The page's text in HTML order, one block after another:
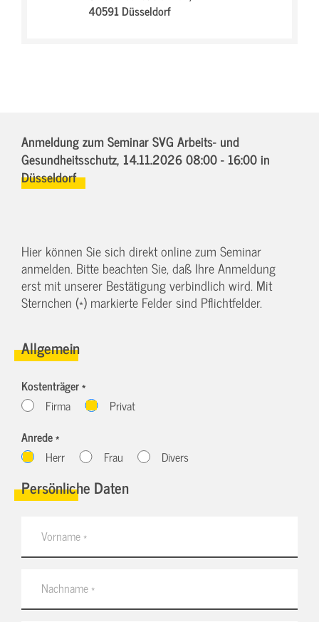
40591 Düsseldorf
Anmeldung zum Seminar SVG Arbeits- und
Gesundheitsschutz, 14.11.2026 08:00 - 16:00in
Düsseldorf
Hier können Sie sich direkt online zum Seminar
anmelden. Bitte beachten Sie, daß Ihre Anmeldung
erst mit unserer Bestätigung verbindlich wird. Mit
Sternchen (*) markierte Felder sind Pflichtfelder.
Allgemein
Kostenträger *
Firma
Privat
Anrede *
Herr
Frau Divers
Persönliche Daten